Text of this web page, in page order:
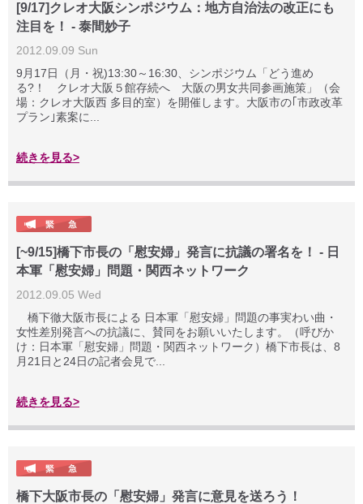
[9/17]クレオ大阪シンポジウム：地方自治法の改正にも
注目を！ - 泰間妙子
2012.09.09 Sun
9月17日（月・祝)13:30～16:30、シンポジウム「どう進め
る?！ クレオ大阪５館存続へ 大阪の男女共同参画施策」（会
場：クレオ大阪西 多目的室）を開催します。大阪市の｢市政改革
プラン｣素案に...
続きを見る>
[~9/15]橋下市長の「慰安婦」発言に抗議の署名を！ - 日
本軍「慰安婦」問題・関西ネットワーク
2012.09.05 Wed
橋下徹大阪市長による 日本軍「慰安婦」問題の事実わい曲・
女性差別発言への抗議に、賛同をお願いいたします。（呼びか
け：日本軍「慰安婦」問題・関西ネットワーク）橋下市長は、8
月21日と24日の記者会見で...
続きを見る>
橋下大阪市長の「慰安婦」発言に意見を送ろう！